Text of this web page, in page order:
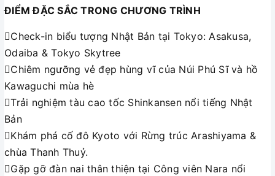
ĐIỂM ĐẶC SẮC TRONG CHƯƠNG TRÌNH
Check-in biểu tượng Nhật Bản tại Tokyo: Asakusa,
Odaiba & Tokyo Skytree
Chiêm ngưỡng vẻ đẹp hùng vĩ của Núi Phú Sĩ và hồ
Kawaguchi mùa hè
Trải nghiệm tàu cao tốc Shinkansen nổi tiếng Nhật
Bản
Khám phá cố đô Kyoto với Rừng trúc Arashiyama &
chùa Thanh Thuỷ.
Gặp gỡ đàn nai thân thiện tại Công viên Nara nổi